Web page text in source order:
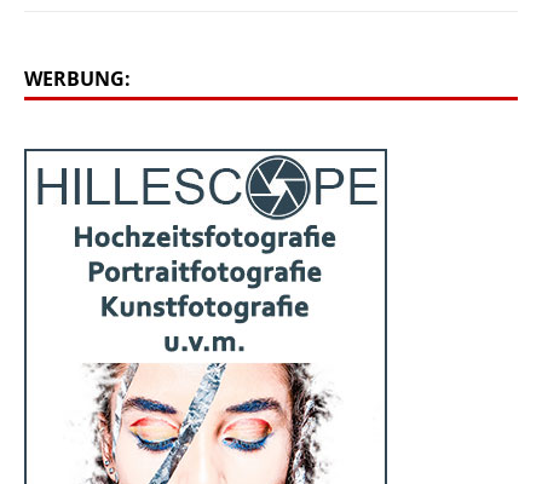
WERBUNG: